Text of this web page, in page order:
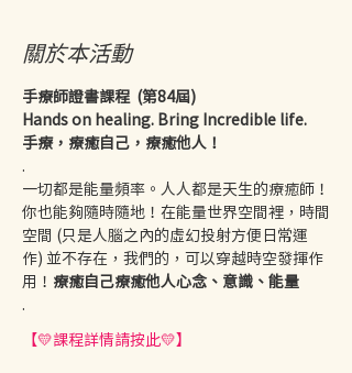
關於本活動
手療師證書課程  (第84屆)
Hands on healing. Bring Incredible life.
手療，療癒自己，療癒他人！
.
一切都是能量頻率。人人都是天生的療癒師！
你也能夠隨時隨地 ！在能量世界空間裡，時間
空間 (只是人腦之內的虛幻投射方便日常運
作) 並不存在，我們的 ，可以穿越時空發揮作
用！ 療癒自己療癒他人心念、意識、能量
.
【💛課程詳情請按此💛】